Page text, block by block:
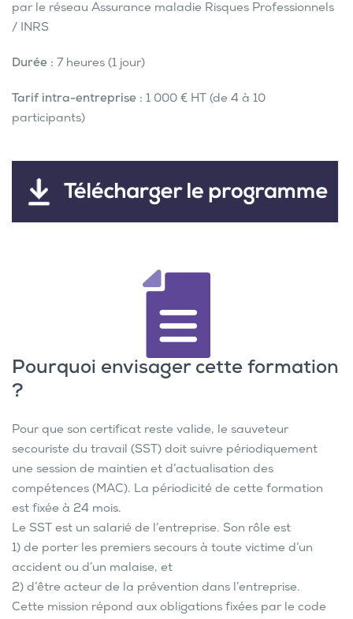
par le réseau Assurance maladie Risques Professionnels
/ INRS
Durée : 7 heures (1 jour)
Tarif intra-entreprise : 1 000 € HT (de 4 à 10
participants)
Pourquoi envisager cette formation
?
Pour que son certificat reste valide, le sauveteur
secouriste du travail (SST) doit suivre périodiquement
une session de maintien et d’actualisation des
compétences (MAC). La périodicité de cette formation
est fixée à 24 mois.
Le SST est un salarié de l’entreprise. Son rôle est
1) de porter les premiers secours à toute victime d’un
accident ou d’un malaise, et
2) d’être acteur de la prévention dans l’entreprise.
Cette mission répond aux obligations fixées par le code